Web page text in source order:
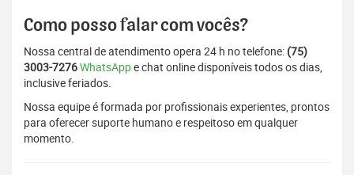
Como posso falar com vocês?
Nossa central de atendimento opera 24 h no telefone: (75)
3003-7276WhatsAppe chat online disponíveis todos os dias,
inclusive feriados.
Nossa equipe é formada por profissionais experientes, prontos
para oferecer suporte humano e respeitoso em qualquer
momento.